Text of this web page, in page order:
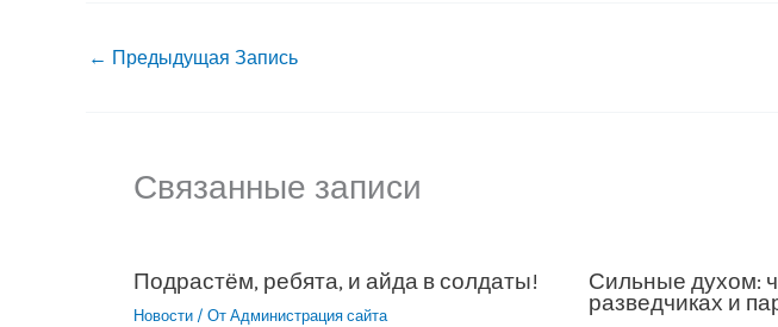
← Предыдущая Запись
Связанные записи
Подрастём, ребята, и айда в солдаты!
Новости / От Администрация сайта
Сильные духом:
разведчиках и